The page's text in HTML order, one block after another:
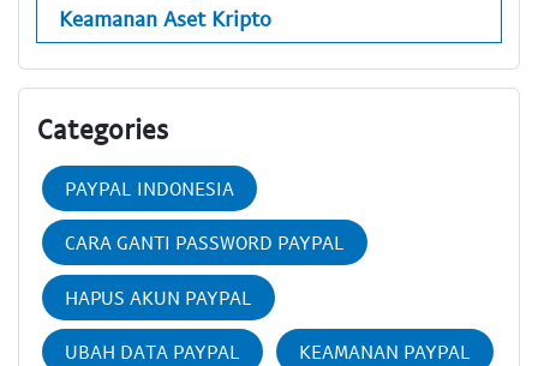
Keamanan Aset Kripto
Categories
PAYPAL INDONESIA
CARA GANTI PASSWORD PAYPAL
HAPUS AKUN PAYPAL
UBAH DATA PAYPAL KEAMANAN PAYPAL